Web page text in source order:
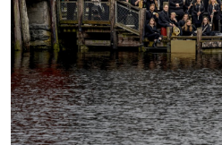
Spilleoppdrag